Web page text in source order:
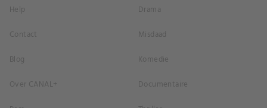
Help
Contact
Blog
Over CANAL+
Drama
Misdaad
Komedie
Documentaire